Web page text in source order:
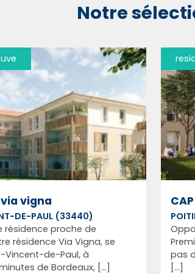
Notre
vigna
DE-PAUL (33440)
résidence proche de
résidence Via Vigna, se
Vincent-de-Paul, à
de Bordeaux, [...]
pas
[...]